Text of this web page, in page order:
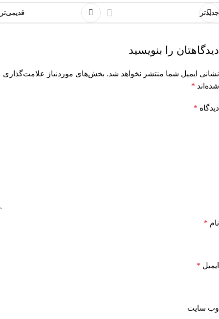
جدیدتر قدیمی‌تر
دیدگاهتان را بنویسید
نشانی ایمیل شما منتشر نخواهد شد. بخش‌های موردنیاز علامت‌گذاری
شده‌اند *
دیدگاه *
نام *
ایمیل *
وب‌ سایت